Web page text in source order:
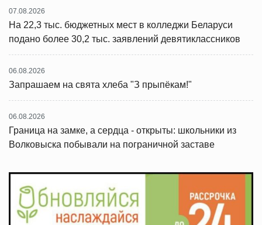
07.08.2026
На 22,3 тыс. бюджетных мест в колледжи Беларуси
подано более 30,2 тыс. заявлений девятиклассников
06.08.2026
Запрашаем на свята хлеба "З прыпёкам!"
06.08.2026
Граница на замке, а сердца - открыты: школьники из
Волковыска побывали на пограничной заставе